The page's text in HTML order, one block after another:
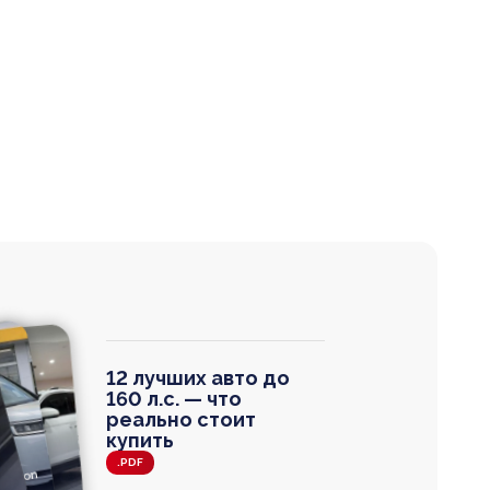
12 лучших авто до
160 л.с. — что
реально стоит
купить
.PDF